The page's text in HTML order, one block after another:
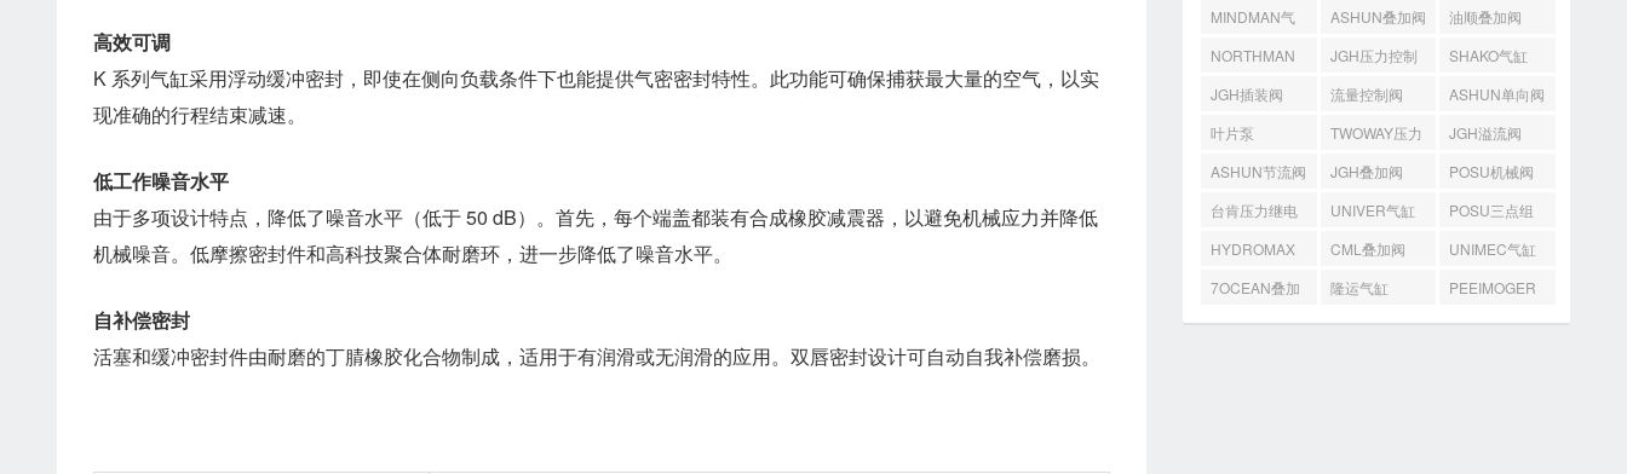
高效可调
K 系列气缸采用浮动缓冲密封，即使在侧向负载条件下也能提供气密密封特性。此功能可确保捕获最大量的空气，以实
现准确的行程结束减速。
低工作噪音水平
由于多项设计特点，降低了噪音水平（低于 50 dB）。首先，每个端盖都装有合成橡胶减震器，以避免机械应力并降低
机械噪音。低摩擦密封件和高科技聚合体耐磨环，进一步降低了噪音水平。
自补偿密封
活塞和缓冲密封件由耐磨的丁腈橡胶化合物制成，适用于有润滑或无润滑的应用。双唇密封设计可自动自我补偿磨损。
阀
加阀
MINDMAN气
缸
ASHUN叠加阀
油顺叠加阀
NORTHMAN
叠加阀
JGH压力控制
阀
SHAKO气缸
JGH插装阀
流量控制阀
ASHUN单向阀
叶片泵
TWOWAY压力
开关
JGH溢流阀
ASHUN节流阀
JGH叠加阀
POSU机械阀
台肯压力继电
器
UNIVER气缸
POSU三点组
合
HYDROMAX
齿轮泵
CML叠加阀
UNIMEC气缸
7OCEAN叠加
阀
隆运气缸
PEEIMOGER
马达